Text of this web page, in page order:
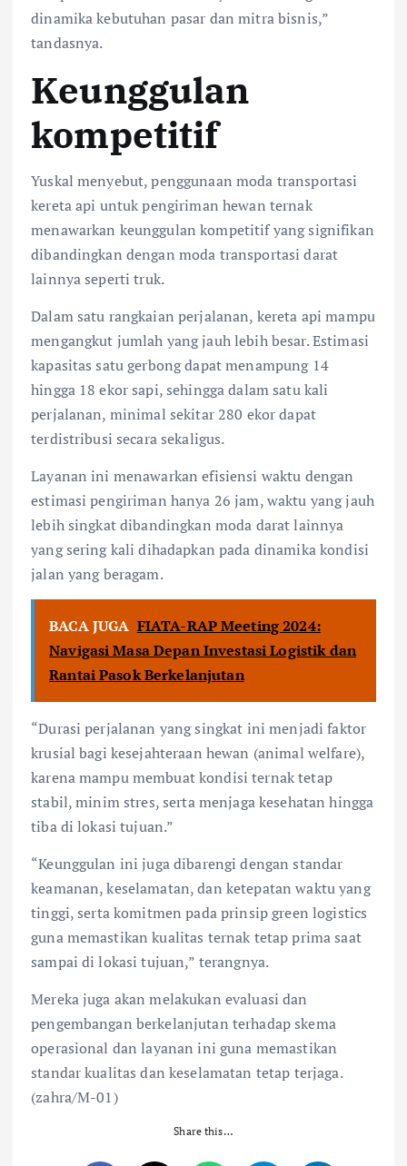
dinamika kebutuhan pasar dan mitra bisnis,”
tandasnya.
Keunggulan
kompetitif
Yuskal menyebut, penggunaan moda transportasi
kereta api untuk pengiriman hewan ternak
menawarkan keunggulan kompetitif yang signifikan
dibandingkan dengan moda transportasi darat
lainnya seperti truk.
Dalam satu rangkaian perjalanan, kereta api mampu
mengangkut jumlah yang jauh lebih besar. Estimasi
kapasitas satu gerbong dapat menampung 14
hingga 18 ekor sapi, sehingga dalam satu kali
perjalanan, minimal sekitar 280 ekor dapat
terdistribusi secara sekaligus.
Layanan ini menawarkan efisiensi waktu dengan
estimasi pengiriman hanya 26 jam, waktu yang jauh
lebih singkat dibandingkan moda darat lainnya
yang sering kali dihadapkan pada dinamika kondisi
jalan yang beragam.
BACA JUGA FIATA-RAP Meeting 2024:
Navigasi Masa Depan Investasi Logistik dan
Rantai Pasok Berkelanjutan
“Durasi perjalanan yang singkat ini menjadi faktor
krusial bagi kesejahteraan hewan (animal welfare),
karena mampu membuat kondisi ternak tetap
stabil, minim stres, serta menjaga kesehatan hingga
tiba di lokasi tujuan.”
“Keunggulan ini juga dibarengi dengan standar
keamanan, keselamatan, dan ketepatan waktu yang
tinggi, serta komitmen pada prinsip green logistics
guna memastikan kualitas ternak tetap prima saat
sampai di lokasi tujuan,” terangnya.
Mereka juga akan melakukan evaluasi dan
pengembangan berkelanjutan terhadap skema
operasional dan layanan ini guna memastikan
standar kualitas dan keselamatan tetap terjaga.
(zahra/M-01)
Share this…